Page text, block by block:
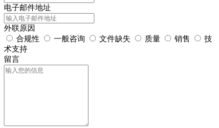
电子邮件地址
外联原因
合规性
一般咨询 文件缺失 质量 销售
技
术支持
留言